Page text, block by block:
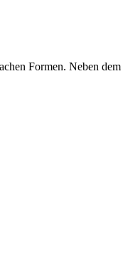
Formen. Neben